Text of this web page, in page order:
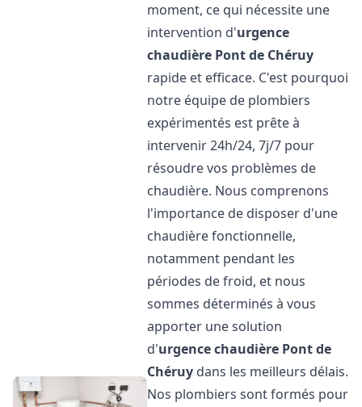
moment, ce qui nécessite une
intervention d'urgence
chaudière Pont de Chéruy
rapide et efficace. C'est pourquoi
notre équipe de plombiers
expérimentés est prête à
intervenir 24h/24, 7j/7 pour
résoudre vos problèmes de
chaudière. Nous comprenons
l'importance de disposer d'une
chaudière fonctionnelle,
notamment pendant les
périodes de froid, et nous
sommes déterminés à vous
apporter une solution
d'urgence chaudière Pont de
Chéruy dans les meilleurs délais.
Nos plombiers sont formés pour